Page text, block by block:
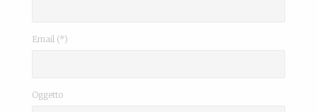
Email (*)
Oggetto